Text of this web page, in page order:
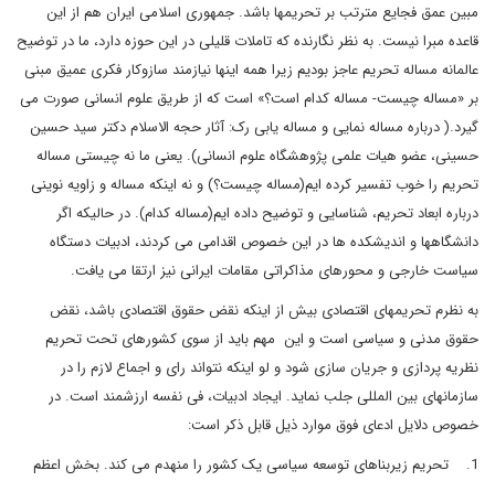
مبین عمق فجایع مترتب بر تحریمها باشد. جمهوری اسلامی ایران هم از این
قاعده مبرا نیست. به نظر نگارنده که تاملات قلیلی در این حوزه دارد، ما در توضیح
عالمانه مساله تحریم عاجز بودیم زیرا همه اینها نیازمند سازوکار فکری عمیق مبنی
بر «مساله چیست- مساله کدام است؟» است که از طریق علوم انسانی صورت می
گیرد.( درباره مساله نمایی و مساله یابی رک: آثار حجه الاسلام دکتر سید حسین
حسینی، عضو هیات علمی پژوهشگاه علوم انسانی). یعنی ما نه چیستی مساله
تحریم را خوب تفسیر کرده ایم(مساله چیست؟) و نه اینکه مساله و زاویه نوینی
درباره ابعاد تحریم، شناسایی و توضیح داده ایم(مساله کدام). در حالیکه اگر
دانشگاهها و اندیشکده ها در این خصوص اقدامی می کردند، ادبیات دستگاه
سیاست خارجی و محورهای مذاکراتی مقامات ایرانی نیز ارتقا می یافت.
به نظرم تحریمهای اقتصادی بیش از اینکه نقض حقوق اقتصادی باشد، نقض
حقوق مدنی و سیاسی است و این مهم باید از سوی کشورهای تحت تحریم
نظریه پردازی و جریان سازی شود و لو اینکه نتواند رای و اجماع لازم را در
سازمانهای بین المللی جلب نماید. ایجاد ادبیات، فی نفسه ارزشمند است. در
خصوص دلایل ادعای فوق موارد ذیل قابل ذکر است:
1. تحریم زیربناهای توسعه سیاسی یک کشور را منهدم می کند. بخش اعظم